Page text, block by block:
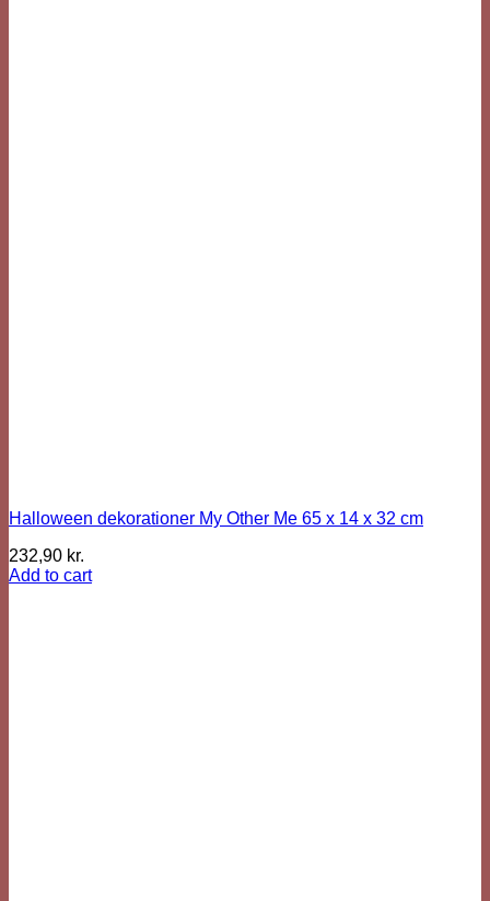
Halloween dekorationer My Other Me 65 x 14 x 32 cm
232,90 kr.
Add to cart